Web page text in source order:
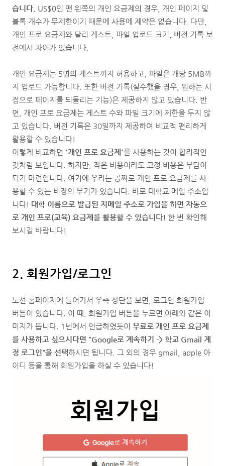
습니다. US$0인 맨 왼쪽의 개인 요금제의 경우, 개인 페이지 및
블록 개수가 무제한이기 때문에 사용에 제약은 없습니다. 다만,
개인 프로 요금제와 달리 게스트, 파일 업로드 크기, 버전 기록 보
전에서 차이가 있습니다.
개인 요금제는 5명의 게스트까지 허용하고, 파일은 개당 5MB까
지 업로드 가능합니다. 또한 버전 기록(실수했을 경우, 원하는 시
점으로 페이지를 되돌리는 기능)은 제공하지 않고 있습니다. 반
면, 개인 프로 요금제는 게스트 수와 파일 크기에 제한을 두지 않
고 있습니다. 버전 기록은 30일까지 제공하여 비교적 편리하게
활용할 수 있습니다!
이렇게 비교하면 '개인 프로 요금제'를 사용하는 것이 합리적인
것처럼 보입니다. 하지만, 작은 비용이라도 고정 비용은 부담이
되기 마련입니다. 여기에 우리는 공짜로 개인 프로 요금제를 사
용할 수 있는 비장의 무기가 있습니다. 바로 대학교 메일 주소입
니다! 대학 이름으로 발급된 지메일 주소로 가입을 하면 자동으
로 개인 프로(교육) 요금제를 활용할 수 있습니다! 한 번 확인해
보시길 바랍니다!
2. 회원가입/로그인
노션 홈페이지에 들어가서 우측 상단을 보면, 로그인 회원가입
버튼이 있습니다. 이 때, 회원가입 버튼을 누르면 아래와 같은 이
미지가 뜹니다. 1번에서 언급하였듯이 무료로 개인 프로 요금제
를 사용하고 싶으시다면 "Google로 계속하기 -> 학교 Gmail 계
정 로그인"을 선택하시면 됩니다. 그 외의 경우 gmail, apple 아
이디 등을 통해 회원가입을 하실 수 있습니다!